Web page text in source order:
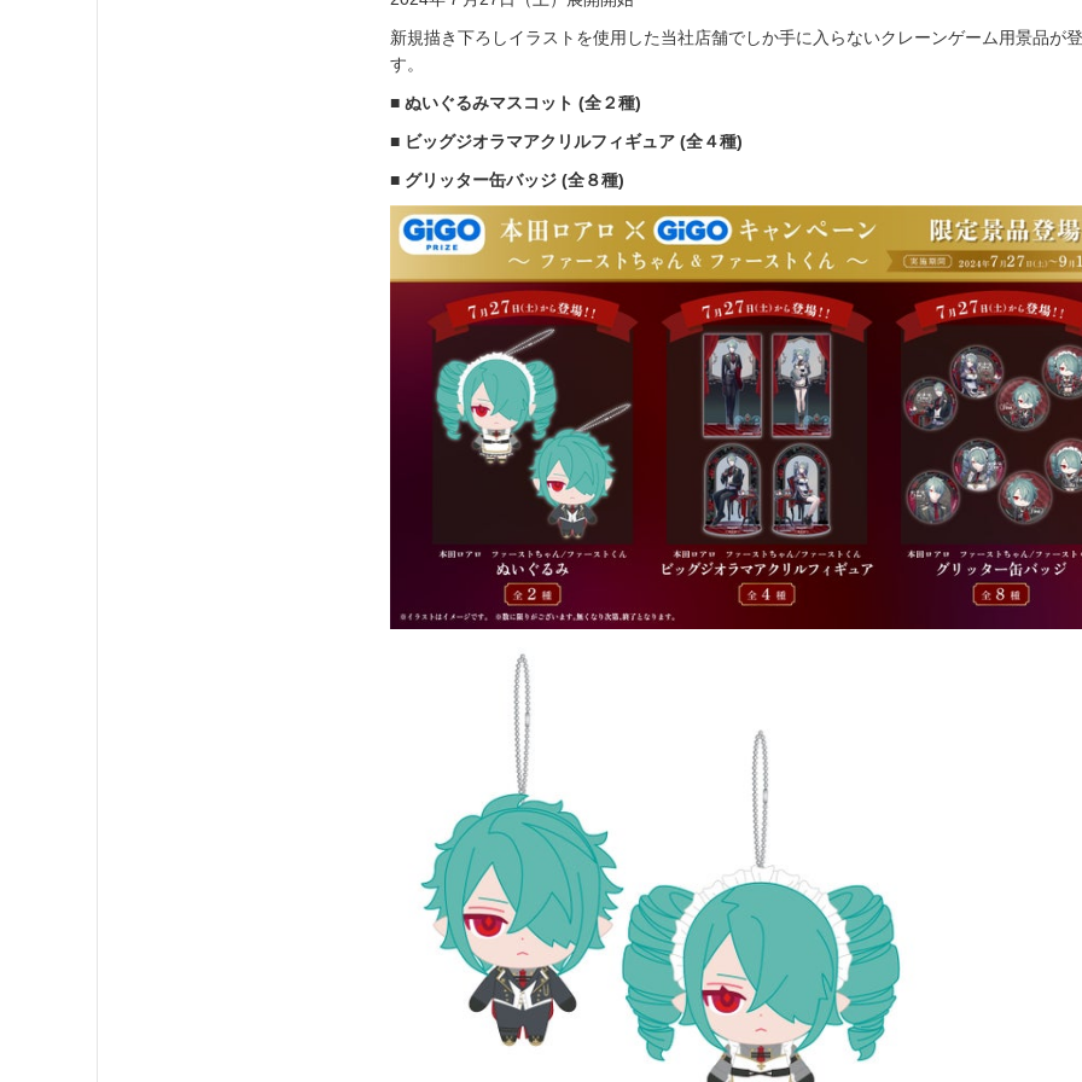
新規描き下ろしイラストを使用した当社店舗でしか手に入らないクレーンゲーム用景品が
す。
■ ぬいぐるみマスコット (全２種)
■ ビッグジオラマアクリルフィギュア (全４種)
■ グリッター缶バッジ (全８種)